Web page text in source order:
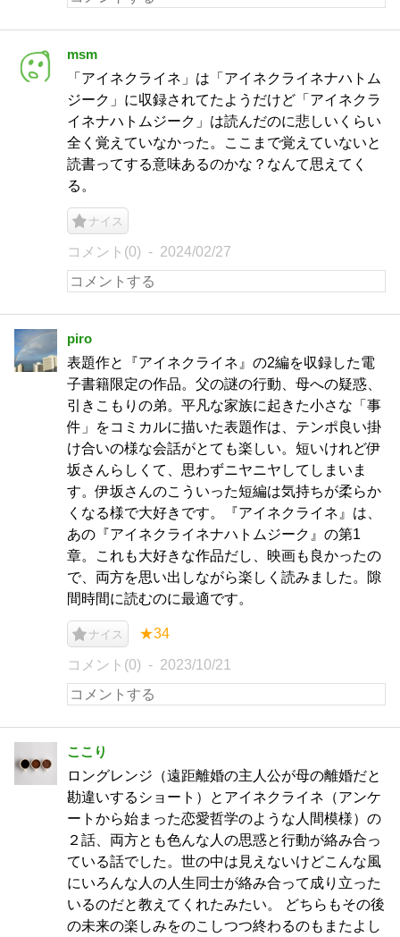
msm
「アイネクライネ」は「アイネクライネナハトム
ジーク」に収録されてたようだけど「アイネクラ
イネナハトムジーク」は読んだのに悲しいくらい
全く覚えていなかった。ここまで覚えていないと
読書ってする意味あるのかな？なんて思えてく
る。
ナイス
コメント(0) 2024/02/27
piro
表題作と『アイネクライネ』の2編を収録した電
子書籍限定の作品。父の謎の行動、母への疑惑、
引きこもりの弟。平凡な家族に起きた小さな「事
件」をコミカルに描いた表題作は、テンポ良い掛
け合いの様な会話がとても楽しい。短いけれど伊
坂さんらしくて、思わずニヤニヤしてしまいま
す。伊坂さんのこういった短編は気持ちが柔らか
くなる様で大好きです。『アイネクライネ』は、
あの『アイネクライネナハトムジーク』の第1
章。これも大好きな作品だし、映画も良かったの
で、両方を思い出しながら楽しく読みました。隙
間時間に読むのに最適です。
ナイス ★34
コメント(0) 2023/10/21
ここり
ロングレンジ（遠距離婚の主人公が母の離婚だと
勘違いするショート）とアイネクライネ（アンケ
ートから始まった恋愛哲学のような人間模様）の
２話、両方とも色んな人の思惑と行動が絡み合っ
ている話でした。世の中は見えないけどこんな風
にいろんな人の人生同士が絡み合って成り立った
いるのだと教えてくれたみたい。 どちらもその後
の未来の楽しみをのこしつつ終わるのもまたよし